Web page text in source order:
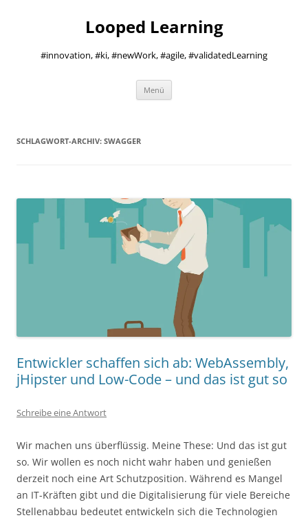
Looped Learning
#innovation, #ki, #newWork, #agile, #validatedLearning
Menü
SCHLAGWORT-ARCHIV: SWAGGER
Entwickler schaffen sich ab: WebAssembly,
jHipster und Low-Code – und das ist gut so
Schreibe eine Antwort
Wir machen uns überflüssig. Meine These: Und das ist gut
so. Wir wollen es noch nicht wahr haben und genießen
derzeit noch eine Art Schutzposition. Während es Mangel
an IT-Kräften gibt und die Digitalisierung für viele Bereiche
Stellenabbau bedeutet entwickeln sich die Technologien